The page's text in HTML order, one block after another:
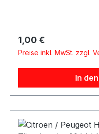
Regulärer Preis:
1,00 €
Preise inkl. MwSt. zzgl.
In